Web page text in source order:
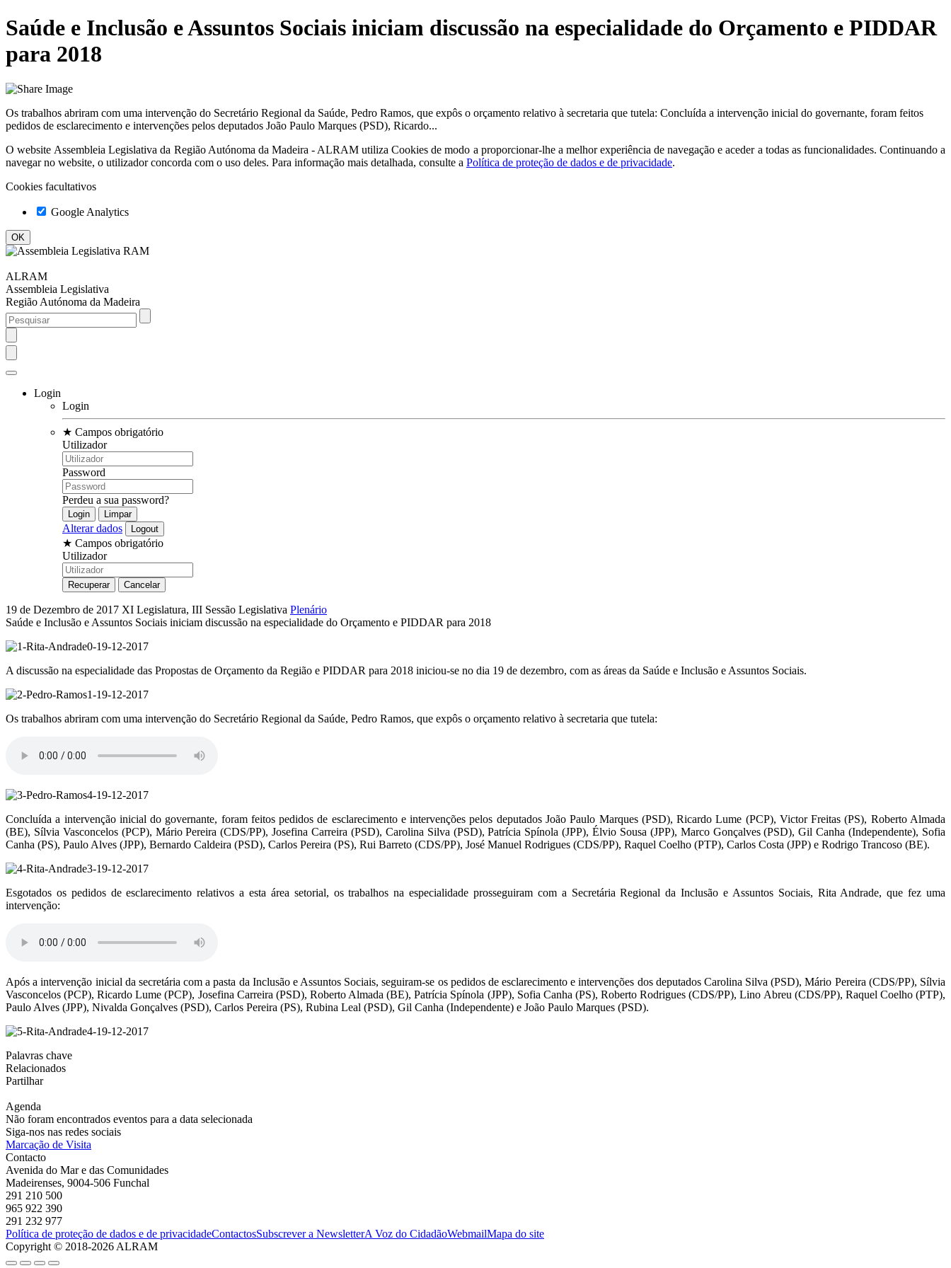
Saúde e Inclusão e Assuntos Sociais iniciam discussão na especialidade do Orçamento e PIDDAR
para 2018
Os trabalhos abriram com uma intervenção do Secretário Regional da Saúde, Pedro Ramos, que expôs o orçamento relativo à secretaria que tutela: Concluída a intervenção inicial do governante, foram feitos
pedidos de esclarecimento e intervenções pelos deputados João Paulo Marques (PSD), Ricardo...
O website Assembleia Legislativa da Região Autónoma da Madeira - ALRAM utiliza Cookies de modo a proporcionar-lhe a melhor experiência de navegação e aceder a todas as funcionalidades. Continuando a
navegar no website, o utilizador concorda com o uso deles. Para informação mais detalhada, consulte a Política de proteção de dados e de privacidade.
Cookies facultativos
Google Analytics
ALRAM
Assembleia Legislativa
Região Autónoma da Madeira
Login
Login
★ Campos obrigatório
Utilizador
Password
Perdeu a sua password?
Alterar dados
★ Campos obrigatório
Utilizador
19 de Dezembro de 2017 XI Legislatura, III Sessão Legislativa Plenário
Saúde e Inclusão e Assuntos Sociais iniciam discussão na especialidade do Orçamento e PIDDAR para 2018
A discussão na especialidade das Propostas de Orçamento da Região e PIDDAR para 2018 iniciou-se no dia 19 de dezembro, com as áreas da Saúde e Inclusão e Assuntos Sociais.
Os trabalhos abriram com uma intervenção do Secretário Regional da Saúde, Pedro Ramos, que expôs o orçamento relativo à secretaria que tutela:
Concluída a intervenção inicial do governante, foram feitos pedidos de esclarecimento e intervenções pelos deputados João Paulo Marques (PSD), Ricardo Lume (PCP), Victor Freitas (PS), Roberto Almada
(BE), Sílvia Vasconcelos (PCP), Mário Pereira (CDS/PP), Josefina Carreira (PSD), Carolina Silva (PSD), Patrícia Spínola (JPP), Élvio Sousa (JPP), Marco Gonçalves (PSD), Gil Canha (Independente), Sofia
Canha (PS), Paulo Alves (JPP), Bernardo Caldeira (PSD), Carlos Pereira (PS), Rui Barreto (CDS/PP), José Manuel Rodrigues (CDS/PP), Raquel Coelho (PTP), Carlos Costa (JPP) e Rodrigo Trancoso (BE).
Esgotados os pedidos de esclarecimento relativos a esta área setorial, os trabalhos na especialidade prosseguiram com a Secretária Regional da Inclusão e Assuntos Sociais, Rita Andrade, que fez uma
intervenção:
Após a intervenção inicial da secretária com a pasta da Inclusão e Assuntos Sociais, seguiram-se os pedidos de esclarecimento e intervenções dos deputados Carolina Silva (PSD), Mário Pereira (CDS/PP), Sílvia
Vasconcelos (PCP), Ricardo Lume (PCP), Josefina Carreira (PSD), Roberto Almada (BE), Patrícia Spínola (JPP), Sofia Canha (PS), Roberto Rodrigues (CDS/PP), Lino Abreu (CDS/PP), Raquel Coelho (PTP),
Paulo Alves (JPP), Nivalda Gonçalves (PSD), Carlos Pereira (PS), Rubina Leal (PSD), Gil Canha (Independente) e João Paulo Marques (PSD).
Palavras chave
Relacionados
Partilhar
Agenda
Não foram encontrados eventos para a data selecionada
Siga-nos nas redes sociais
Marcação de Visita
Contacto
Avenida do Mar e das Comunidades
Madeirenses, 9004-506 Funchal
291 210 500
965 922 390
291 232 977
Política de proteção de dados e de privacidadeContactosSubscrever a NewsletterA Voz do CidadãoWebmailMapa do site
Copyright © 2018-2026 ALRAM